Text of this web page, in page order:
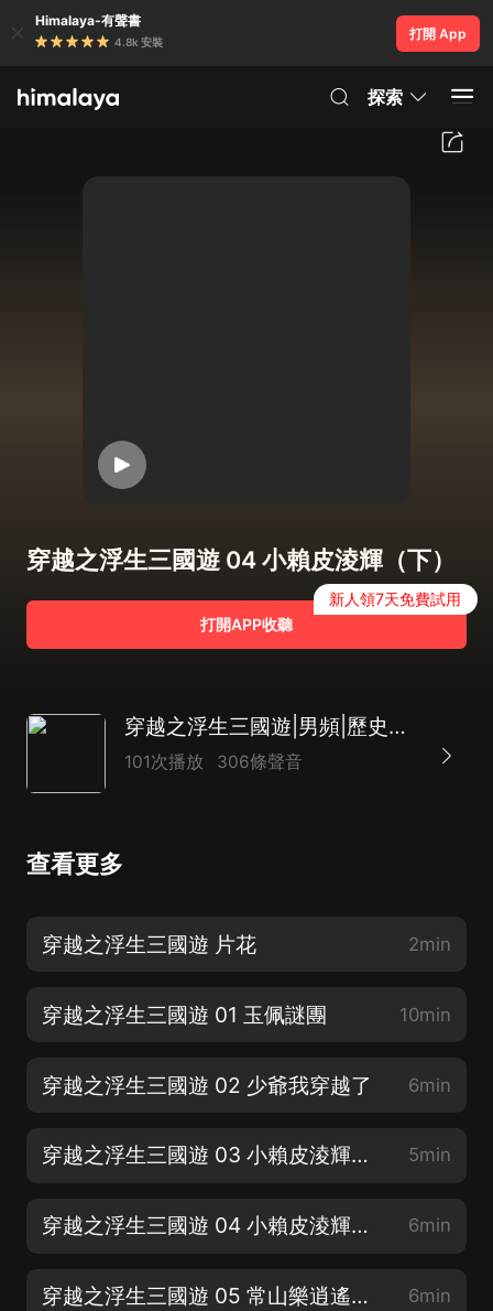
Himalaya-有聲書
4.8k 安裝
打開 App
探索
穿越之浮生三國遊 04 小賴皮淩輝（下）
打開APP收聽
新人領7天免費試用
穿越之浮生三國遊|男頻|歷史小說
101次播放 306條聲音
查看更多
穿越之浮生三國遊 片花 2min
穿越之浮生三國遊 01 玉佩謎團 10min
穿越之浮生三國遊 02 少爺我穿越了 6min
穿越之浮生三國遊 03 小賴皮淩輝（上） 5min
穿越之浮生三國遊 04 小賴皮淩輝（下） 6min
穿越之浮生三國遊 05 常山樂逍遙（上） 6min